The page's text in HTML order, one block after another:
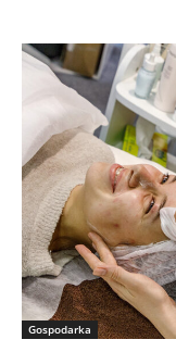
Gospodarka